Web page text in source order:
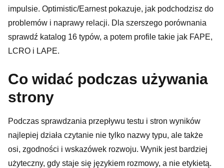
impulsie. Optimistic/Earnest pokazuje, jak podchodzisz do
problemów i naprawy relacji. Dla szerszego porównania
sprawdź katalog 16 typów, a potem profile takie jak FAPE,
LCRO i LAPE.
Co widać podczas używania
strony
Podczas sprawdzania przepływu testu i stron wyników
najlepiej działa czytanie nie tylko nazwy typu, ale także
osi, zgodności i wskazówek rozwoju. Wynik jest bardziej
użyteczny, gdy staje się językiem rozmowy, a nie etykietą.